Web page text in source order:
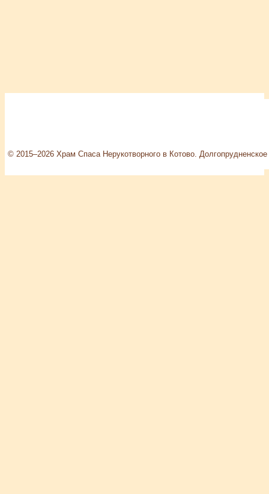
© 2015–2026 Храм Спаса Нерукотворного в Котово.